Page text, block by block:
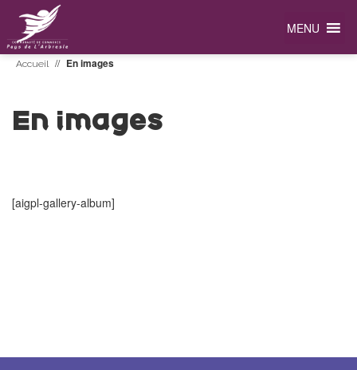
MENU
Accueil // En images
En images
[aigpl-gallery-album]